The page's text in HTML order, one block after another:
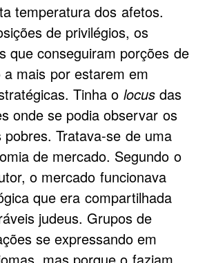
temperatura dos afetos.
de privilégios, os
que conseguiram porções de
a mais por estarem em
Tinha o locus das
onde se podia observar os
pobres. Tratava-se de uma
de mercado. Segundo o
o mercado funcionava
que era compartilhada
judeus. Grupos de
se expressando em